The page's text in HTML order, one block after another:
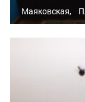
Маяковская,